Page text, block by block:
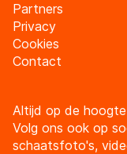
Partners
Privacy
Cookies
Contact
Altijd op de
Volg ons ook op
schaatsfoto's,